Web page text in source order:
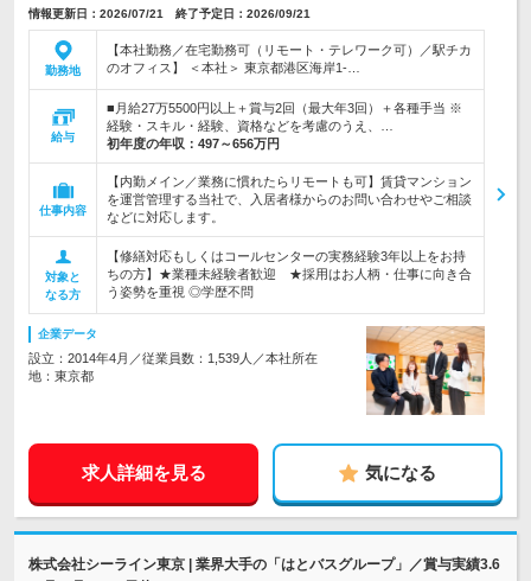
情報更新日：2026/07/21 終了予定日：2026/09/21
勤務地
【本社勤務／在宅勤務可（リモート・テレワーク可）／駅チカ
のオフィス】 ＜本社＞ 東京都港区海岸1-…
給与
■月給27万5500円以上＋賞与2回（最大年3回）＋各種手当 ※
経験・スキル・経験、資格などを考慮のうえ、…
初年度の年収： 497～656万円
仕事内容
【内勤メイン／業務に慣れたらリモートも可】賃貸マンション
を運営管理する当社で、入居者様からのお問い合わせやご相談
などに対応します。
対象と
なる方
【修繕対応もしくはコールセンターの実務経験3年以上をお持
ちの方】★業種未経験者歓迎 ★採用はお人柄・仕事に向き合
う姿勢を重視 ◎学歴不問
企業データ
設立：2014年4月／従業員数：1,539人／本社所在
地：東京都
求人詳細を見る 気になる
株式会社シーライン東京 | 業界大手の「はとバスグループ」／賞与実績3.6